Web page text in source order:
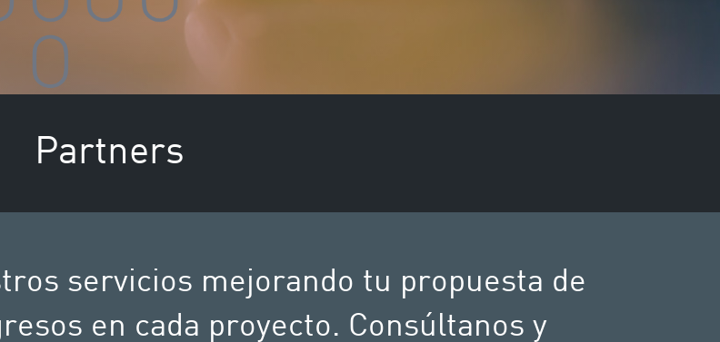
Partners
servicios mejorando tu propuesta de
en cada proyecto. Consúltanos y